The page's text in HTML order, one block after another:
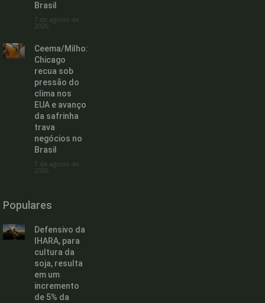
Brasil
7 de agosto de
2026
Ceema/Milho:
Chicago
recua sob
pressão do
clima nos
EUA e avanço
da safrinha
trava
negócios no
Brasil
7 de agosto de
2026
Populares
Defensivo da
IHARA, para
cultura da
soja, resulta
em um
incremento
de 5% da